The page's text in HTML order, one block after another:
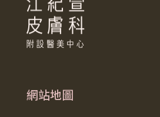
網站地圖